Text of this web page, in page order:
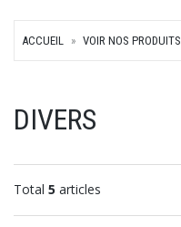
ACCUEIL VOIR NOS PRODUITS
DIVERS
Total 5 articles